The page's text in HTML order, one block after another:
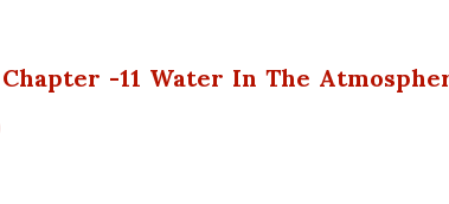
-11 Water In The